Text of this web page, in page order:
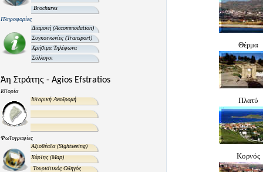
Brochures
Πληροφορίες
Διαμονή (Accommodation)
Συγκοινωνίες (Transport)
Χρήσιμα Τηλέφωνα
Σύλλογοι
Άη Στράτης - Agios Efstratios
Ιστορία
Ιστορική Αναδρομή
Φωτογραφίες
Αξιοθέατα(Sightseeing)
Χάρτης(Map)
Τουριστικός Οδηγός
Θέρμα
Πλατύ
Κορνός